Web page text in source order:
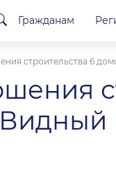
Гражданам
строительства 6